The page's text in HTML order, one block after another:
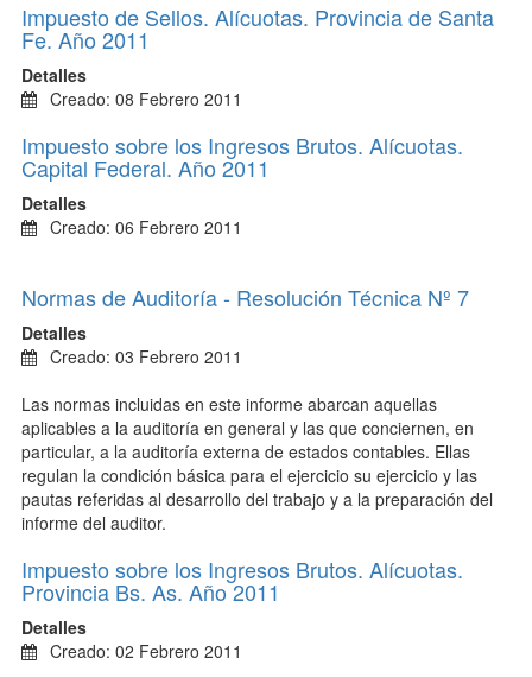
Impuesto de Sellos. Alícuotas. Provincia de Santa
Fe. Año 2011
Detalles
Creado: 08 Febrero 2011
Impuesto sobre los Ingresos Brutos. Alícuotas.
Capital Federal. Año 2011
Detalles
Creado: 06 Febrero 2011
Normas de Auditoría - Resolución Técnica Nº 7
Detalles
Creado: 03 Febrero 2011
Las normas incluidas en este informe abarcan aquellas
aplicables a la auditoría en general y las que conciernen, en
particular, a la auditoría externa de estados contables. Ellas
regulan la condición básica para el ejercicio su ejercicio y las
pautas referidas al desarrollo del trabajo y a la preparación del
informe del auditor.
Impuesto sobre los Ingresos Brutos. Alícuotas.
Provincia Bs. As. Año 2011
Detalles
Creado: 02 Febrero 2011